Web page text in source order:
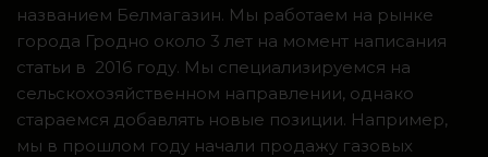
названием Белмагазин. Мы работаем на рынке
города Гродно около 3 лет на момент написания
статьи в 2016 году. Мы специализируемся на
сельскохозяйственном направлении, однако
стараемся добавлять новые позиции. Например,
мы в прошлом году начали продажу газовых